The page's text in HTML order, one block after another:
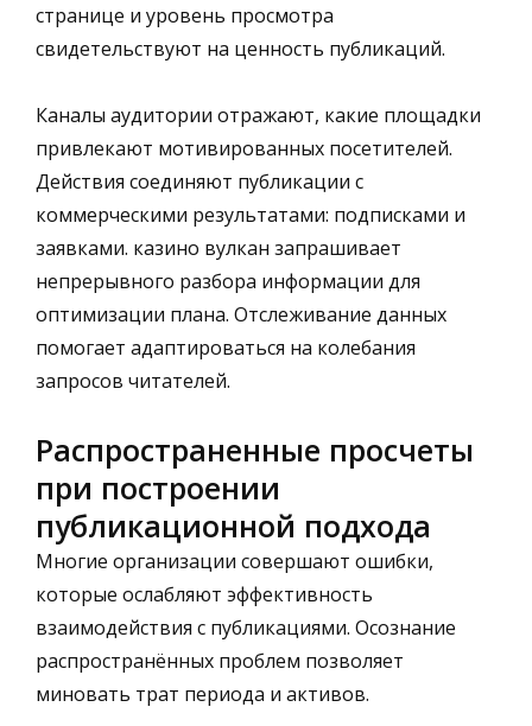
странице и уровень просмотра
свидетельствуют на ценность публикаций.
Каналы аудитории отражают, какие площадки
привлекают мотивированных посетителей.
Действия соединяют публикации с
коммерческими результатами: подписками и
заявками. казино вулкан запрашивает
непрерывного разбора информации для
оптимизации плана. Отслеживание данных
помогает адаптироваться на колебания
запросов читателей.
Распространенные просчеты
при построении
публикационной подхода
Многие организации совершают ошибки,
которые ослабляют эффективность
взаимодействия с публикациями. Осознание
распространённых проблем позволяет
миновать трат периода и активов.